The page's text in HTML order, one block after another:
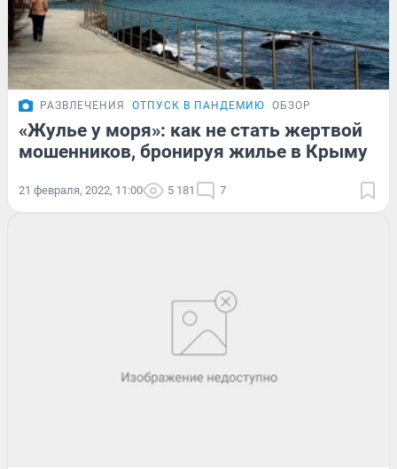
РАЗВЛЕЧЕНИЯ ОТПУСК В ПАНДЕМИЮ ОБЗОР
«Жулье у моря»: как не стать жертвой
мошенников, бронируя жилье в Крыму
21 февраля, 2022, 11:00 5 181 7